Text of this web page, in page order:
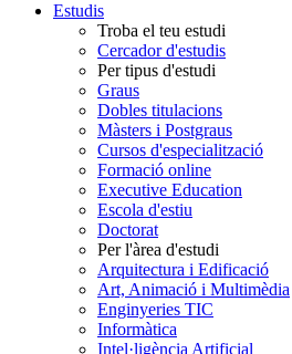
Estudis
Troba el teu estudi
Cercador d'estudis
Per tipus d'estudi
Graus
Dobles titulacions
Màsters i Postgraus
Cursos d'especialització
Formació online
Executive Education
Escola d'estiu
Doctorat
Per l'àrea d'estudi
Arquitectura i Edificació
Art, Animació i Multimèdia
Enginyeries TIC
Informàtica
Intel·ligència Artificial